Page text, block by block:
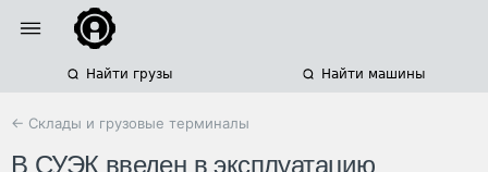
Найти грузы Найти машины
← Склады и грузовые терминалы
В СУЭК введен в эксплуатацию